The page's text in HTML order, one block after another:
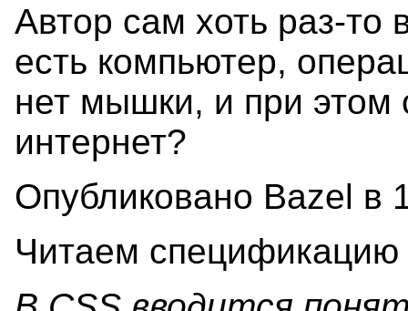
Автор сам хоть раз-то
есть компьютер,
нет мышки, и при этом
интернет?
Опубликовано Bazel в
Читаем спецификацию